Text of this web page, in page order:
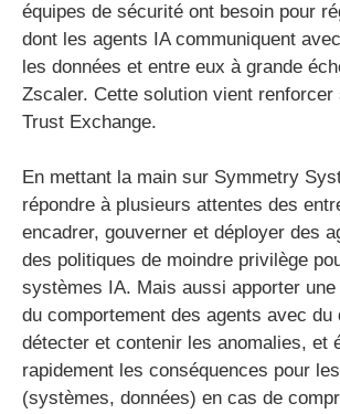
équipes de sécurité ont besoin pour
dont les agents IA communiquent
les données et entre eux à grande
Zscaler. Cette solution vient renforcer
Trust Exchange.
En mettant la main sur Symmetry
répondre à plusieurs attentes des
encadrer, gouverner et déployer des
des politiques de moindre privilège
systèmes IA. Mais aussi apporter
du comportement des agents avec du
détecter et contenir les anomalies, et
rapidement les conséquences pour
(systèmes, données) en cas de